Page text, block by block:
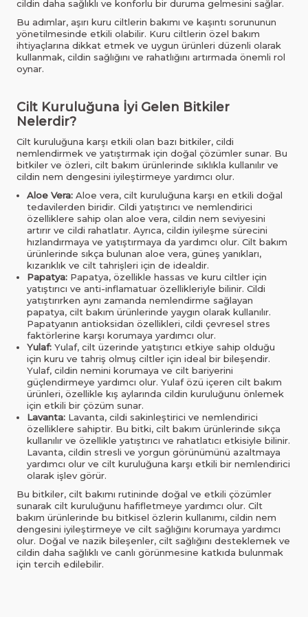
cildin daha sağlıklı ve konforlu bir duruma gelmesini sağlar.
Bu adımlar, aşırı kuru ciltlerin bakımı ve kaşıntı sorununun
yönetilmesinde etkili olabilir. Kuru ciltlerin özel bakım
ihtiyaçlarına dikkat etmek ve uygun ürünleri düzenli olarak
kullanmak, cildin sağlığını ve rahatlığını artırmada önemli rol
oynar.
Cilt Kuruluğuna İyi Gelen Bitkiler
Nelerdir?
Cilt kuruluğuna karşı etkili olan bazı bitkiler, cildi
nemlendirmek ve yatıştırmak için doğal çözümler sunar. Bu
bitkiler ve özleri, cilt bakım ürünlerinde sıklıkla kullanılır ve
cildin nem dengesini iyileştirmeye yardımcı olur.
Aloe Vera: Aloe vera, cilt kuruluğuna karşı en etkili doğal
tedavilerden biridir. Cildi yatıştırıcı ve nemlendirici
özelliklere sahip olan aloe vera, cildin nem seviyesini
artırır ve cildi rahatlatır. Ayrıca, cildin iyileşme sürecini
hızlandırmaya ve yatıştırmaya da yardımcı olur. Cilt bakım
ürünlerinde sıkça bulunan aloe vera, güneş yanıkları,
kızarıklık ve cilt tahrişleri için de idealdir.
Papatya: Papatya, özellikle hassas ve kuru ciltler için
yatıştırıcı ve anti-inflamatuar özellikleriyle bilinir. Cildi
yatıştırırken aynı zamanda nemlendirme sağlayan
papatya, cilt bakım ürünlerinde yaygın olarak kullanılır.
Papatyanın antioksidan özellikleri, cildi çevresel stres
faktörlerine karşı korumaya yardımcı olur.
Yulaf: Yulaf, cilt üzerinde yatıştırıcı etkiye sahip olduğu
için kuru ve tahriş olmuş ciltler için ideal bir bileşendir.
Yulaf, cildin nemini korumaya ve cilt bariyerini
güçlendirmeye yardımcı olur. Yulaf özü içeren cilt bakım
ürünleri, özellikle kış aylarında cildin kuruluğunu önlemek
için etkili bir çözüm sunar.
Lavanta: Lavanta, cildi sakinleştirici ve nemlendirici
özelliklere sahiptir. Bu bitki, cilt bakım ürünlerinde sıkça
kullanılır ve özellikle yatıştırıcı ve rahatlatıcı etkisiyle bilinir.
Lavanta, cildin stresli ve yorgun görünümünü azaltmaya
yardımcı olur ve cilt kuruluğuna karşı etkili bir nemlendirici
olarak işlev görür.
Bu bitkiler, cilt bakımı rutininde doğal ve etkili çözümler
sunarak cilt kuruluğunu hafifletmeye yardımcı olur. Cilt
bakım ürünlerinde bu bitkisel özlerin kullanımı, cildin nem
dengesini iyileştirmeye ve cilt sağlığını korumaya yardımcı
olur. Doğal ve nazik bileşenler, cilt sağlığını desteklemek ve
cildin daha sağlıklı ve canlı görünmesine katkıda bulunmak
için tercih edilebilir.